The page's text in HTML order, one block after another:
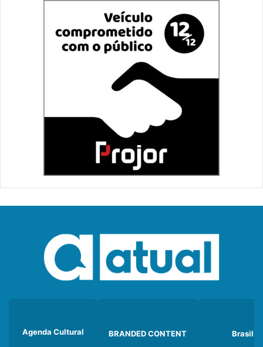
Agenda Cultural BRANDED CONTENT Brasil